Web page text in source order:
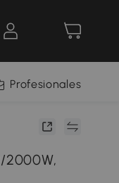
Profesionales
2000W,